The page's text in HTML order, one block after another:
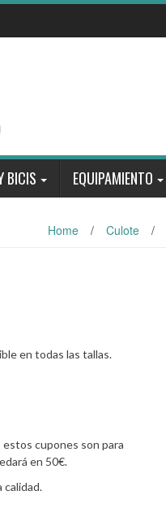
BICIS EQUIPAMIENTO
Home / Culote /
en todas las tallas.
estos cupones son para
en 50€.
calidad.